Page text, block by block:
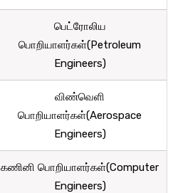
பெட்ரோலிய
பொறியாளர்கள்(Petroleum
Engineers)
விண்வெளி
பொறியாளர்கள்(Aerospace
Engineers)
கணினி பொறியாளர்கள்(Computer
Engineers)